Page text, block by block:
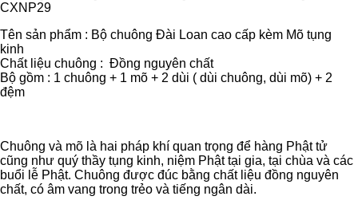
lượng
CXNP29
Tên sản phẩm : Bộ chuông Đài Loan cao cấp kèm Mõ tụng
kinh
Chất liệu chuông : Đồng nguyên chất
Bộ gồm : 1 chuông + 1 mõ + 2 dùi ( dùi chuông, dùi mõ) + 2
đệm
Chuông và mõ là hai pháp khí quan trọng để hàng Phật tử
cũng như quý thầy tụng kinh, niệm Phật tại gia, tại chùa và các
buổi lễ Phật. Chuông được đúc bằng chất liệu đồng nguyên
chất, có âm vang trong trẻo và tiếng ngân dài.